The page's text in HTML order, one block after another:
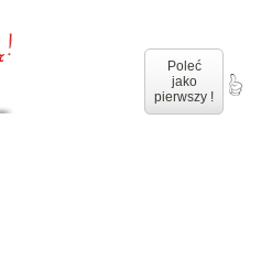
Poleć
jako
pierwszy !